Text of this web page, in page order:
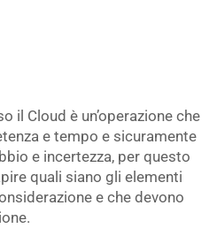
il Cloud è un’operazione che
e tempo e sicuramente
e incertezza, per questo
quali siano gli elementi
e che devono